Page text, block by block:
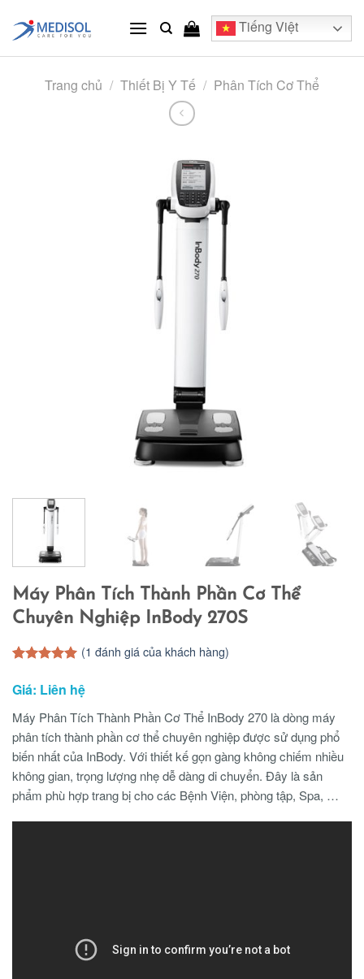
content
Tiếng Việt
Trang chủ / Thiết Bị Y Tế / Phân Tích Cơ Thể
Máy Phân Tích Thành Phần Cơ Thể
Chuyên Nghiệp InBody 270S
dựa trên
đánh giá
(1 đánh giá của khách hàng)
Giá: Liên hệ
Máy Phân Tích Thành Phần Cơ Thể InBody 270 là dòng máy
phân tích thành phần cơ thể chuyên nghiệp được sử dụng phổ
biến nhất của InBody. Với thiết kế gọn gàng không chiếm nhiều
không gian, trọng lượng nhẹ dễ dàng di chuyển. Đây là sản
phẩm phù hợp trang bị cho các Bệnh Viện, phòng tập, Spa, …